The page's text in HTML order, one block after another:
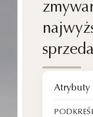
Atrybuty